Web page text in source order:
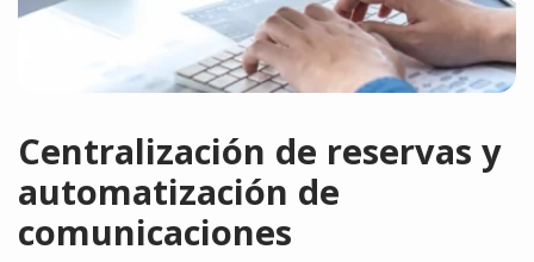
Centralización de reservas y
automatización de
comunicaciones